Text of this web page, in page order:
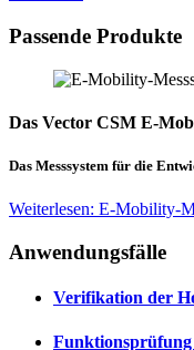
Passende Produkte
Das Vector CSM E-
Das Messsystem für die
Weiterlesen: E-Mobility-
Anwendungsfälle
Verifikation der
Funktionsprüfung